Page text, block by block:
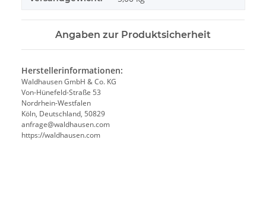
Angaben zur Produktsicherheit
Herstellerinformationen:
Waldhausen GmbH & Co. KG
Von-Hünefeld-Straße 53
Nordrhein-Westfalen
Köln, Deutschland, 50829
anfrage@waldhausen.com
https://waldhausen.com